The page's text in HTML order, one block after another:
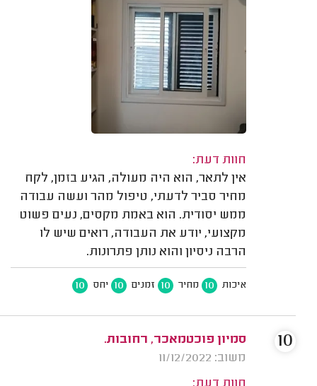
חוות דעת:
אין לתאר, הוא היה מעולה, הגיע בזמן, לקח
מחיר סביר לדעתי, טיפול מהר ועשה עבודה
ממש יסודית. הוא באמת מקסים, נעים פשוט
מקצועי, יודע את העבודה, רואים שיש לו
הרבה ניסיון והוא נותן פתרונות.
איכות 10 מחיר 10 זמנים 10 יחס 10
סמיון פוכטמאכר, רחובות.
משוב: 11/12/2022
10